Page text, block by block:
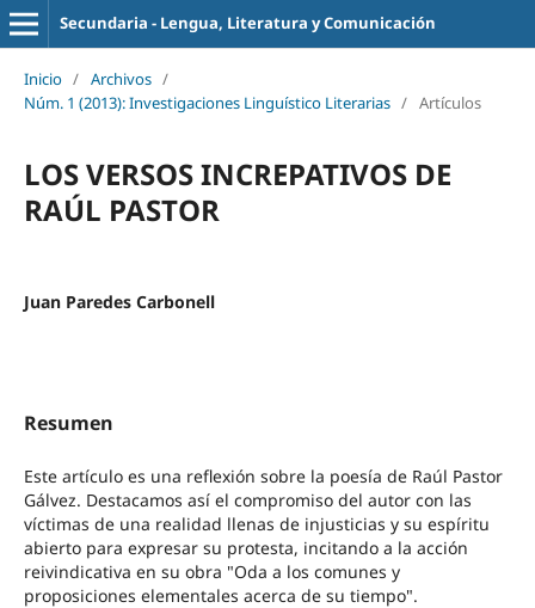
Secundaria - Lengua, Literatura y Comunicación
Inicio / Archivos /
Núm. 1 (2013): Investigaciones Linguístico Literarias / Artículos
LOS VERSOS INCREPATIVOS DE
RAÚL PASTOR
Juan Paredes Carbonell
Resumen
Este artículo es una reflexión sobre la poesía de Raúl Pastor
Gálvez. Destacamos así el compromiso del autor con las
víctimas de una realidad llenas de injusticias y su espíritu
abierto para expresar su protesta, incitando a la acción
reivindicativa en su obra "Oda a los comunes y
proposiciones elementales acerca de su tiempo".